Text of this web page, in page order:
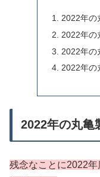
2022年の
2022年の
2022年の
2022年の
2022年の丸亀
残念なことに2022